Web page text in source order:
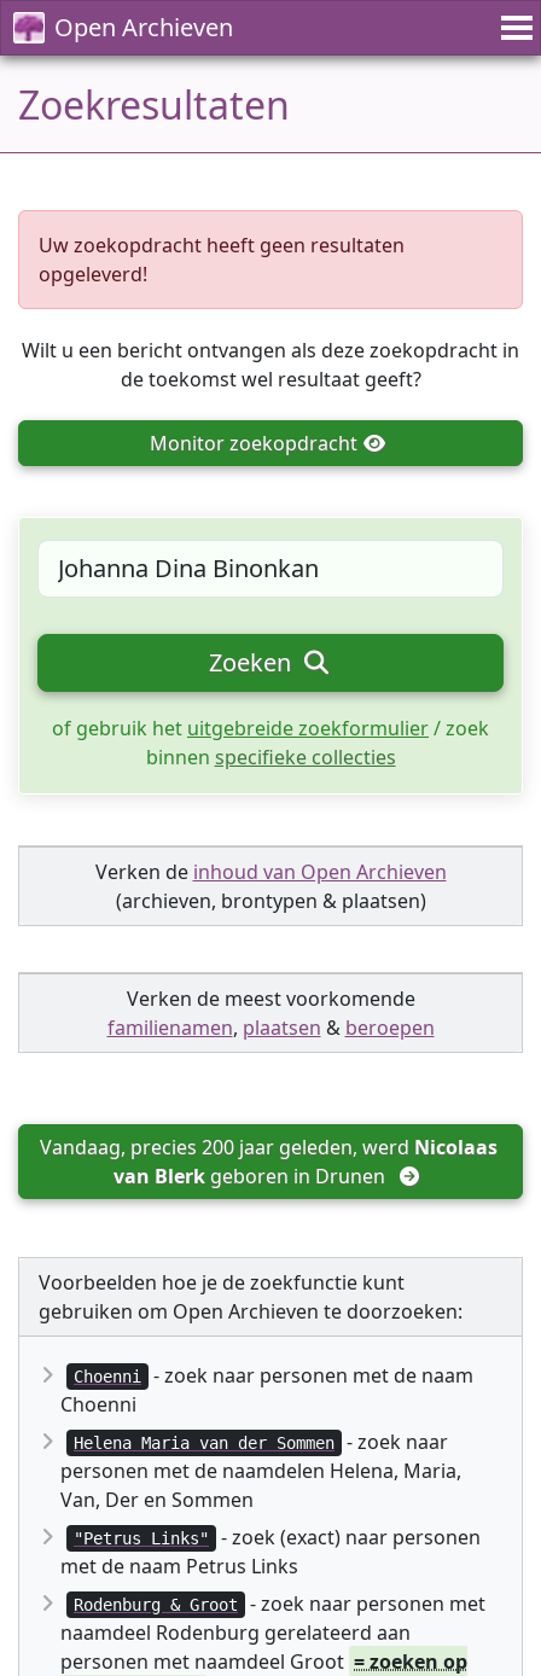
Open Archieven
Zoekresultaten
Uw zoekopdracht heeft geen resultaten
opgeleverd!
Wilt u een bericht ontvangen als deze zoekopdracht in
de toekomst wel resultaat geeft?
Monitorzoekopdracht
Zoeken
of gebruik het uitgebreide zoekformulier/ zoek
binnen specifieke collecties
Verken de inhoud van Open Archieven
(archieven, brontypen & plaatsen)
Verken de meest voorkomende
familienamen, plaatsen & beroepen
Vandaag, precies 200 jaar geleden, werd Nicolaas
van Blerk geboren in Drunen
Voorbeelden hoe je de zoekfunctie kunt
gebruiken om Open Archieven te doorzoeken:
Choenni
- zoek naar personen met de naam
Choenni
Helena Maria van der Sommen
- zoek naar
personen met de naamdelen Helena, Maria,
Van, Der en Sommen
"Petrus Links"
- zoek (exact) naar personen
met de naam Petrus Links
Rodenburg & Groot
- zoek naar personen met
naamdeel Rodenburg gerelateerd aan
personen met naamdeel Groot = zoeken op